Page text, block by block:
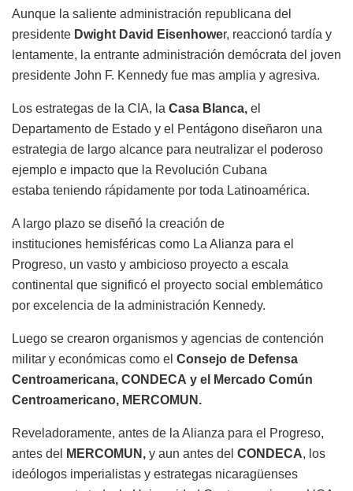
Aunque la saliente administración republicana del
presidente Dwight David Eisenhower, reaccionó tardía y
lentamente, la entrante administración demócrata del joven
presidente John F. Kennedy fue mas amplia y agresiva.
Los estrategas de la CIA, la Casa Blanca, el
Departamento de Estado y el Pentágono diseñaron una
estrategia de largo alcance para neutralizar el poderoso
ejemplo e impacto que la Revolución Cubana
estaba teniendo rápidamente por toda Latinoamérica.
A largo plazo se diseñó la creación de
instituciones hemisféricas como La Alianza para el
Progreso, un vasto y ambicioso proyecto a escala
continental que significó el proyecto social emblemático
por excelencia de la administración Kennedy.
Luego se crearon organismos y agencias de contención
militar y económicas como el Consejo de Defensa
Centroamericana, CONDECA y el Mercado Común
Centroamericano, MERCOMUN.
Reveladoramente, antes de la Alianza para el Progreso,
antes del
MERCOMUN, y aun antes del CONDECA, los
ideólogos imperialistas y estrategas nicaragüenses